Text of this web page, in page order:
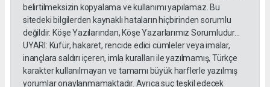
belirtilmeksizin kopyalama ve kullanımı yapılamaz. Bu
sitedeki bilgilerden kaynaklı hataların hiçbirinden sorumlu
değildir. Köşe Yazılarından, Köşe Yazarlarımız Sorumludur...
UYARI: Küfür, hakaret, rencide edici cümleler veya imalar,
inançlara saldırı içeren, imla kuralları ile yazılmamış, Türkçe
karakter kullanılmayan ve tamamı büyük harflerle yazılmış
yorumlar onaylanmamaktadır. Ayrıca suç teşkil edecek